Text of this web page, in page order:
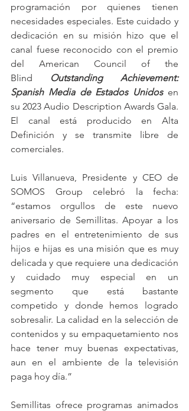
programación por quienes tienen
necesidades especiales. Este cuidado y
dedicación en su misión hizo que el
canal fuese reconocido con el premio
del American Council of the
Blind
Outstanding Achievement:
Spanish Media de Estados Unidos en
su 2023 Audio Description Awards Gala.
El canal está producido en Alta
Definición y se transmite libre de
comerciales.
Luis Villanueva, Presidente y CEO de
SOMOS Group celebró la fecha:
“estamos orgullos de este nuevo
aniversario de Semillitas. Apoyar a los
padres en el entretenimiento de sus
hijos e hijas es una misión que es muy
delicada y que requiere una dedicación
y cuidado muy especial en un
segmento que está bastante
competido y donde hemos logrado
sobresalir. La calidad en la selección de
contenidos y su empaquetamiento nos
hace tener muy buenas expectativas,
aun en el ambiente de la televisión
paga hoy día.”
Semillitas ofrece programas animados